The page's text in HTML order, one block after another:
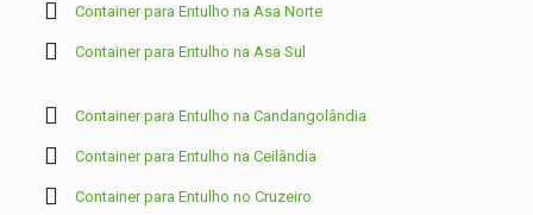
Container para Entulho na Asa Norte
Container para Entulho na Asa Sul
Container para Entulho na Candangolândia
Container para Entulho na Ceilândia
Container para Entulho no Cruzeiro